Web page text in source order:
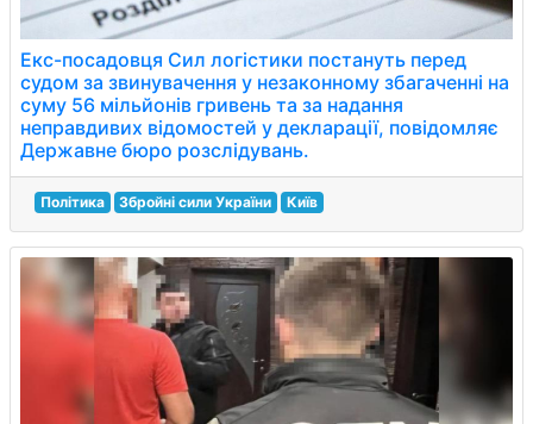
Екс-посадовця Сил логістики постануть перед
судом за звинувачення у незаконному збагаченні на
суму 56 мільйонів гривень та за надання
неправдивих відомостей у декларації, повідомляє
Державне бюро розслідувань.
Політика Збройні сили України Київ